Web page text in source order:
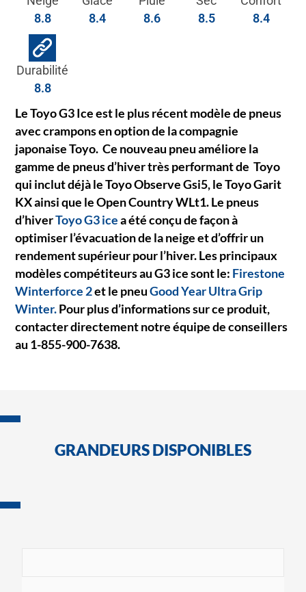
8.8
8.4
8.6
8.5
8.4
Durabilité
8.8
Le Toyo G3 Ice est le plus récent modèle de pneus
avec crampons en option de la compagnie
japonaise Toyo. Ce nouveau pneu améliore la
gamme de pneus d’hiver très performant de Toyo
qui inclut déjà le Toyo Observe Gsi5, le Toyo Garit
KX ainsi que le Open Country WLt1. Le pneus
d’hiverToyo G3 icea été conçu de façon à
optimiser l’évacuation de la neige et d’offrir un
rendement supérieur pour l’hiver. Les principaux
modèles compétiteurs au G3 ice sont le: Firestone
Winterforce 2et le pneuGood Year Ultra Grip
Winter.Pour plus d’informations sur ce produit,
contacter directement notre équipe de conseillers
au 1-855-900-7638.
GRANDEURS DISPONIBLES